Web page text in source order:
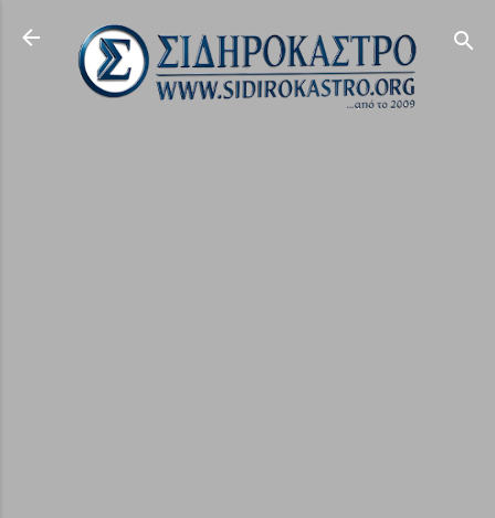
Μετάβαση στο κύριο περιεχόμενο